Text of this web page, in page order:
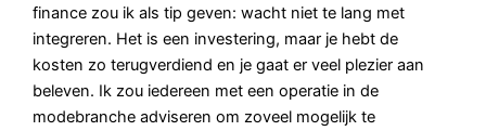
finance zou ik als tip geven: wacht niet te lang met
integreren. Het is een investering, maar je hebt de
kosten zo terugverdiend en je gaat er veel plezier aan
beleven. Ik zou iedereen met een operatie in de
modebranche adviseren om zoveel mogelijk te